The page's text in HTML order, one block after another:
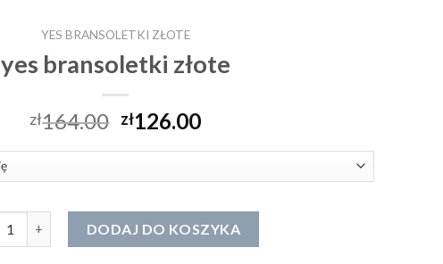
YES BRANSOLETKI ZŁOTE
yes bransoletki złote
zł164.00 zł126.00
DODAJ DO KOSZYKA